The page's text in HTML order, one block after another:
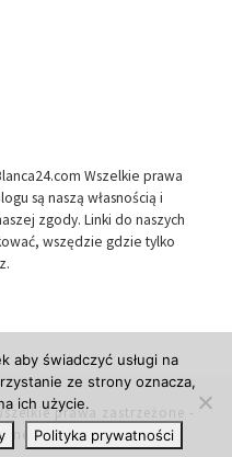
Wszelkie prawa
są naszą własnością i
zgody. Linki do naszych
wszędzie gdzie tylko
prawa zastrzeżone -
newsy i informacje.
aby świadczyć usługi na
ze strony oznacza,
ich użycie.
Polityka prywatności